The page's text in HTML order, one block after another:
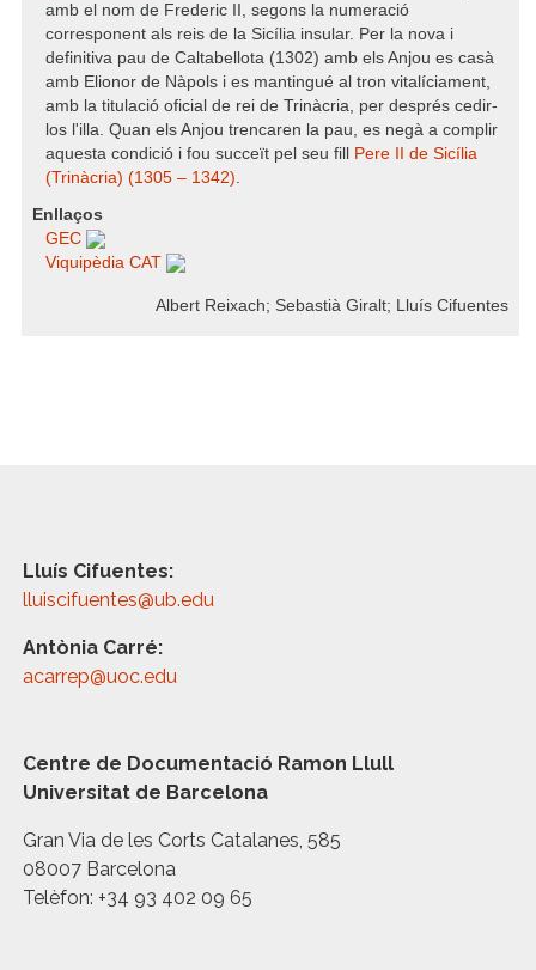
amb el nom de Frederic II, segons la numeració
corresponent als reis de la Sicília insular. Per la nova i
definitiva pau de Caltabellota (1302) amb els Anjou es casà
amb Elionor de Nàpols i es mantingué al tron vitalíciament,
amb la titulació oficial de rei de Trinàcria, per després cedir-
los l'illa. Quan els Anjou trencaren la pau, es negà a complir
aquesta condició i fou succeït pel seu fill
Pere II de Sicília
(Trinàcria) (1305 – 1342).
Enllaços
GEC
Viquipèdia CAT
Albert Reixach; Sebastià Giralt; Lluís Cifuentes
Lluís Cifuentes:
lluiscifuentes@ub.edu
Antònia Carré:
acarrep@uoc.edu
Centre de Documentació Ramon Llull
Universitat de Barcelona
Gran Via de les Corts Catalanes, 585
08007 Barcelona
Telèfon: +34 93 402 09 65